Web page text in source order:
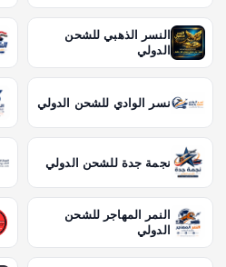
النسر الذهبي للشحن
الدولي
نسر الوادي للشحن الدولي
نجمة جدة للشحن الدولي
النمر المهاجر للشحن
الدولي